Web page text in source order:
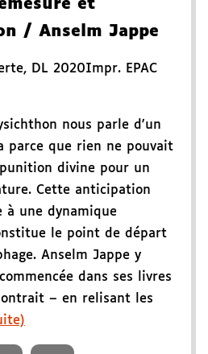
et
/ Anselm Jappe
, DL 2020Impr. EPAC
nous parle d'un
parce que rien ne pouvait
divine pour un
Cette anticipation
à une dynamique
le point de départ
Anselm Jappe y
dans ses livres
– en relisant les